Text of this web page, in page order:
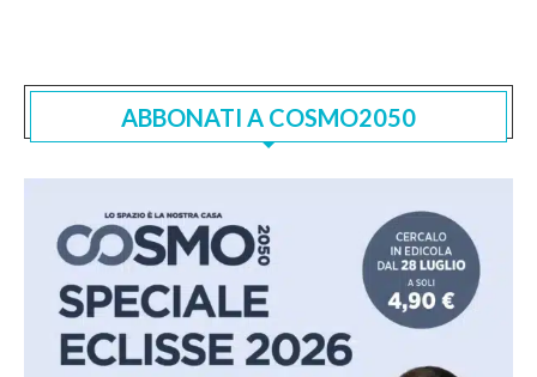
ABBONATI A COSMO2050